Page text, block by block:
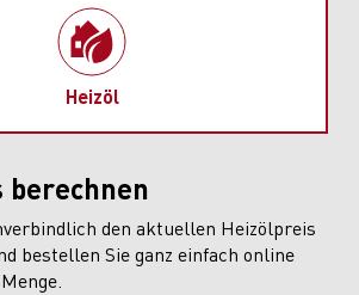
Heizöl
den aktuellen Heizölpreis
bestellen Sie ganz einfach online